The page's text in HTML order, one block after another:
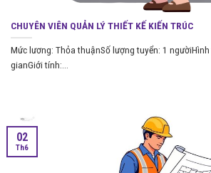
CHUYÊN VIÊN QUẢN LÝ THIẾT KẾ KIẾN TRÚC
Mức lương: Thỏa thuậnSố lượng tuyển: 1
gianGiới tính:...
02
Th6